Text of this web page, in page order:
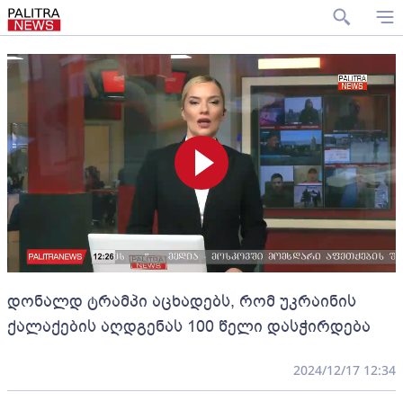
დონალდ ტრამპი აცხადებს, რომ უკრაინის
ქალაქების აღდგენას 100 წელი დასჭირდება
2024/12/17 12:34